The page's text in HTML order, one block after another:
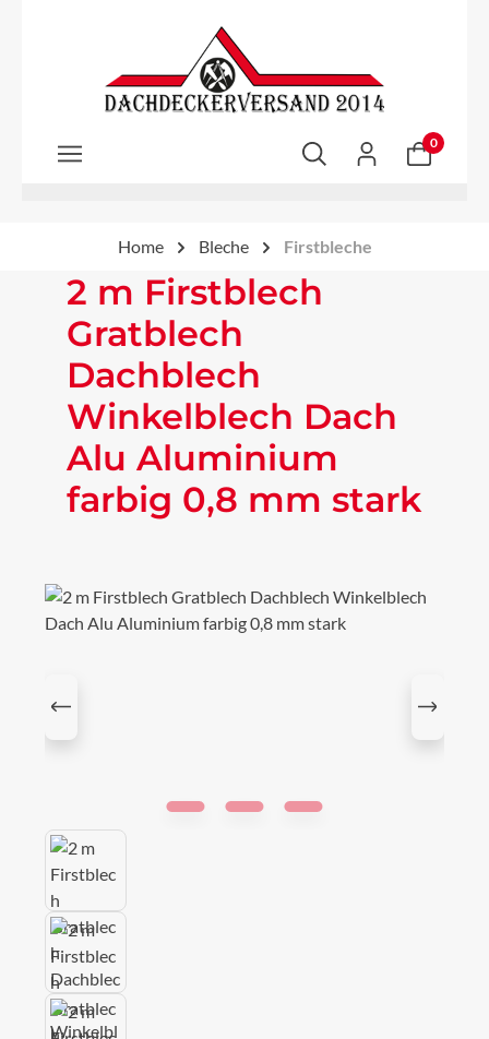
Zum Hauptinhalt springen
0
Home Bleche Firstbleche
2 m Firstblech
Gratblech
Dachblech
Winkelblech Dach
Alu Aluminium
farbig 0,8 mm stark
Bildergalerie überspringen